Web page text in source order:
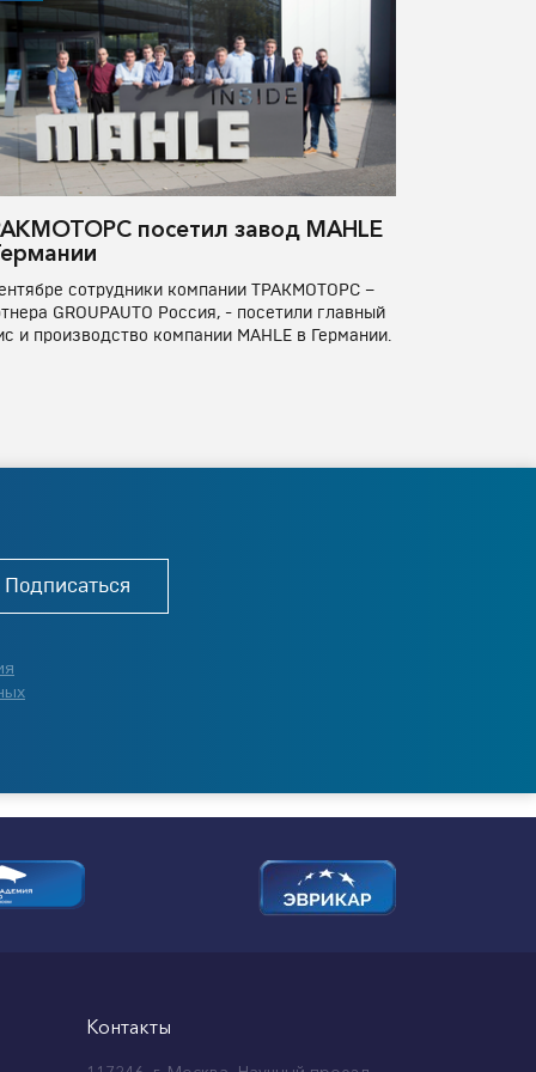
посетил завод MAHLE
сотрудники компании ТРАКМОТОРС –
GROUPAUTO Россия, - посетили главный
и производство компании MAHLE в Германии.
Подписаться
Контакты